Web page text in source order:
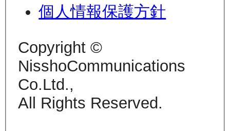
個人情報保護方針
Copyright ©
NisshoCommunications
Co.Ltd.,
All Rights Reserved.